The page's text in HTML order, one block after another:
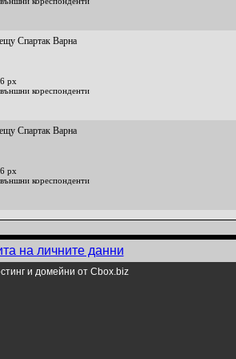
Спартак Варна
px
кореспонденти
Спартак Варна
px
кореспонденти
на личните данни
и домейни от Cbox.biz